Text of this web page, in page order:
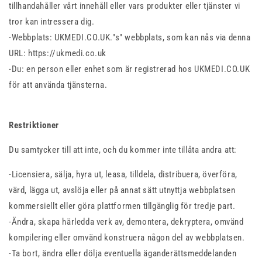
tillhandahåller vårt innehåll eller vars produkter eller tjänster vi
tror kan intressera dig.
-Webbplats: UKMEDI.CO.UK."s" webbplats, som kan nås via denna
URL: https://ukmedi.co.uk
-Du: en person eller enhet som är registrerad hos UKMEDI.CO.UK
för att använda tjänsterna.
Restriktioner
Du samtycker till att inte, och du kommer inte tillåta andra att:
-Licensiera, sälja, hyra ut, leasa, tilldela, distribuera, överföra,
värd, lägga ut, avslöja eller på annat sätt utnyttja webbplatsen
kommersiellt eller göra plattformen tillgänglig för tredje part.
-Ändra, skapa härledda verk av, demontera, dekryptera, omvänd
kompilering eller omvänd konstruera någon del av webbplatsen.
-Ta bort, ändra eller dölja eventuella äganderättsmeddelanden